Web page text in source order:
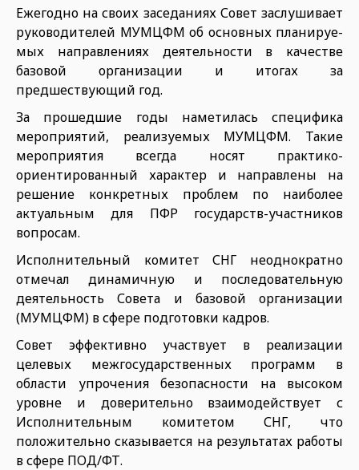
Ежегодно на своих заседаниях Совет заслушивает
руководителей МУМЦФМ об основных планируе­
мых направлениях деятельности в качестве
базовой организации и итогах за
предшествующий год.
За прошедшие годы наметилась специфика
мероприятий, реализуе­мых МУМЦФМ. Такие
мероприятия всегда носят практико-
ориентированный характер и направлены на
решение конкретных проблем по наиболее
актуальным для ПФР го­сударств-участников
вопросам.
Исполнительный комитет СНГ неоднократно
отмечал дина­мичную и последовательную
деятельность Совета и базовой организации
(МУМЦФМ) в сфере подготовки кадров.
Совет эффективно участвует в реализации
целевых межгосударственных программ в
области упрочения безопасности на высо­ком
уровне и доверительно вза­имодействует с
Исполнительным комитетом СНГ, что
положительно сказывается на результатах работы
в сфере ПОД/ФТ.